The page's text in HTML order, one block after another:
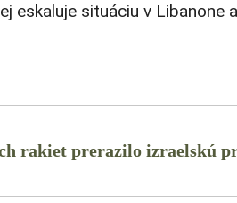
eskaluje situáciu v Libanone
rakiet prerazilo izraelskú